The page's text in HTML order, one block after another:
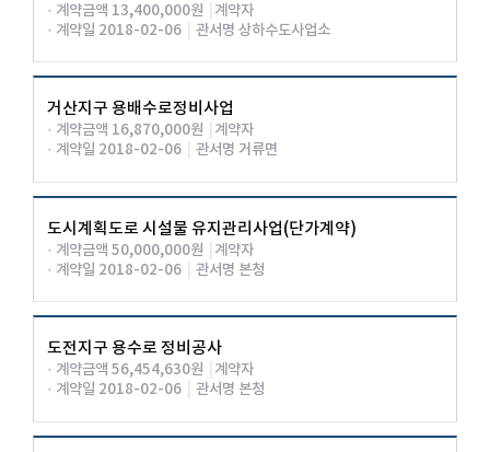
· 계약금액 13,400,000원
계약자
· 계약일 2018-02-06
관서명 상하수도사업소
거산지구 용배수로정비사업
· 계약금액 16,870,000원
계약자
· 계약일 2018-02-06
관서명 거류면
도시계획도로 시설물 유지관리사업(단가계약)
· 계약금액 50,000,000원
계약자
· 계약일 2018-02-06
관서명 본청
도전지구 용수로 정비공사
· 계약금액 56,454,630원
계약자
· 계약일 2018-02-06
관서명 본청